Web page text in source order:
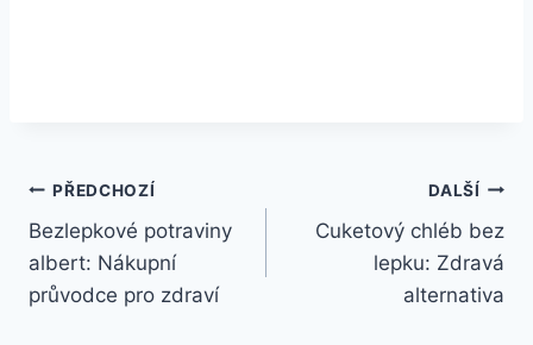
Navigace
pro
příspěvek
PŘEDCHOZÍ
Bezlepkové potraviny
albert: Nákupní
průvodce pro zdraví
DALŠÍ
Cuketový chléb bez
lepku: Zdravá
alternativa